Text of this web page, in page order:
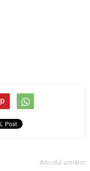
Articolul următor